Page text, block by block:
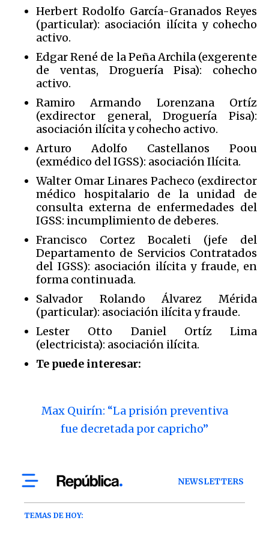
Herbert Rodolfo García-Granados Reyes
(particular): asociación ilícita y cohecho
activo.
Edgar René de la Peña Archila (exgerente
de ventas, Droguería Pisa): cohecho
activo.
Ramiro Armando Lorenzana Ortíz
(exdirector general, Droguería Pisa):
asociación ilícita y cohecho activo.
Arturo Adolfo Castellanos Poou
(exmédico del IGSS): asociación Ilícita.
Walter Omar Linares Pacheco (exdirector
médico hospitalario de la unidad de
consulta externa de enfermedades del
IGSS: incumplimiento de deberes.
Francisco Cortez Bocaleti (jefe del
Departamento de Servicios Contratados
del IGSS): asociación ilícita y fraude, en
forma continuada.
Salvador Rolando Álvarez Mérida
(particular): asociación ilícita y fraude.
Lester Otto Daniel Ortíz Lima
(electricista): asociación ilícita.
Te puede interesar:
Max Quirín: “La prisión preventiva
fue decretada por capricho”